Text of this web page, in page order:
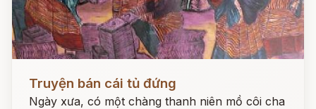
Truyện bán cái tủ đứng
Ngày xưa, có một chàng thanh niên mồ côi cha